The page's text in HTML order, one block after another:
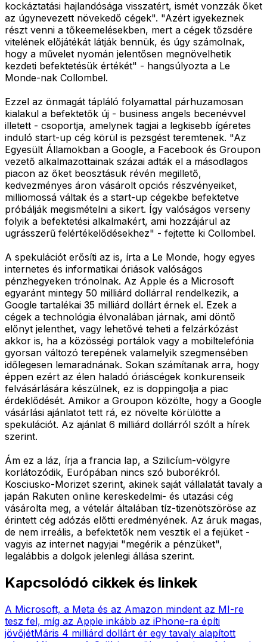
kockáztatási hajlandósága visszatért, ismét vonzzák őket
az úgynevezett növekedő cégek". "Azért igyekeznek
részt venni a tőkeemelésekben, mert a cégek tőzsdére
vitelének előjátékát látják bennük, és úgy számolnak,
hogy a művelet nyomán jelentősen megnövelhetik
kezdeti befektetésük értékét" - hangsúlyozta a Le
Monde-nak Collombel.
Ezzel az önmagát tápláló folyamattal párhuzamosan
kialakul a befektetők új - business angels becenévvel
illetett - csoportja, amelynek tagjai a legkisebb ígéretes
induló start-up cég körül is pezsgést teremtenek. "Az
Egyesült Államokban a Google, a Facebook és Groupon
vezető alkalmazottainak százai adták el a másodlagos
piacon az őket beosztásuk révén megillető,
kedvezményes áron vásárolt opciós részvényeiket,
milliomossá váltak és a start-up cégekbe befektetve
próbálják megismételni a sikert. Így valóságos verseny
folyik a befektetési alkalmakért, ami hozzájárul az
ugrásszerű felértékelődésekhez" - fejtette ki Collombel.
A spekulációt erősíti az is, írta a Le Monde, hogy egyes
internetes és informatikai óriások valóságos
pénzhegyeken trónolnak. Az Apple és a Microsoft
egyaránt mintegy 50 milliárd dollárral rendelkezik, a
Google tartalékai 35 milliárd dollárt érnek el. Ezek a
cégek a technológia élvonalában járnak, ami döntő
előnyt jelenthet, vagy lehetővé teheti a felzárkózást
akkor is, ha a közösségi portálok vagy a mobiltelefónia
gyorsan változó terepének valamelyik szegmensében
időlegesen lemaradnának. Sokan számítanak arra, hogy
éppen ezért az élen haladó óriáscégek konkurenseik
felvásárlására készülnek, ez is doppingolja a piac
érdeklődését. Amikor a Groupon közölte, hogy a Google
vásárlási ajánlatot tett rá, ez növelte körülötte a
spekulációt. Az ajánlat 6 milliárd dollárról szólt a hírek
szerint.
Ám ez a láz, írja a francia lap, a Szilicíum-völgyre
korlátozódik, Európában nincs szó buborékról.
Kosciusko-Morizet szerint, akinek saját vállalatát tavaly a
japán Rakuten online kereskedelmi- és utazási cég
vásárolta meg, a vételár általában tíz-tizenötszöröse az
érintett cég adózás előtti eredményének. Az áruk magas,
de nem irreális, a befektetők nem vesztik el a fejüket -
vagyis az internet nagyjai "megérik a pénzüket",
legalábbis a dolgok jelenlegi állása szerint.
Kapcsolódó cikkek és linkek
A Microsoft, a Meta és az Amazon mindent az MI-re
tesz fel, míg az Apple inkább az iPhone-ra építi
jövőjétMáris 4 milliárd dollárt ér egy tavaly alapított